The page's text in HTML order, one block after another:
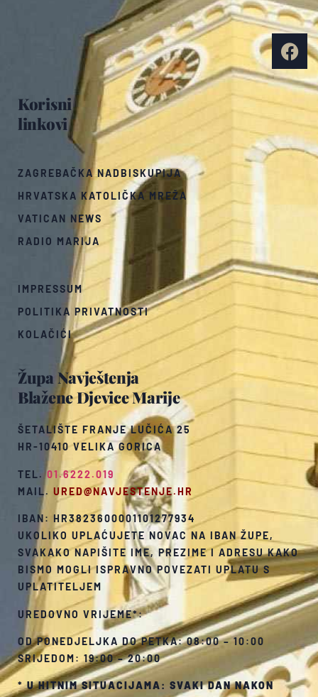
Župa Navještenja
Blažene Djevice Marije
ŠETALIŠTE FRANJE LUČIĆA 25
HR-10410 VELIKA GORICA
TEL.01.6222.019
MAIL. URED@NAVJESTENJE.HR
IBAN: HR3823600001101277934
UKOLIKO UPLAĆUJETE NOVAC NA IBAN ŽUPE,
SVAKAKO NAPIŠITE IME, PREZIME I ADRESU KAKO
BISMO MOGLI ISPRAVNO POVEZATI UPLATU S
UPLATITELJEM
UREDOVNO VRIJEME*:
OD PONEDJELJKA DO PETKA: 08:00 – 10:00
SRIJEDOM: 19:00 – 20:00
*U HITNIM SITUACIJAMA: SVAKI DAN NAKON
Korisni
linkovi
ZAGREBAČKA NADBISKUPIJA
HRVATSKA KATOLIČKA MREŽA
VATICAN NEWS
RADIO MARIJA
IMPRESSUM
POLITIKA PRIVATNOSTI
KOLAČIĆI